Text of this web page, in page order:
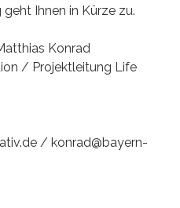
Ihnen in Kürze zu.
Konrad
/ Projektleitung Life
/ konrad@bayern-